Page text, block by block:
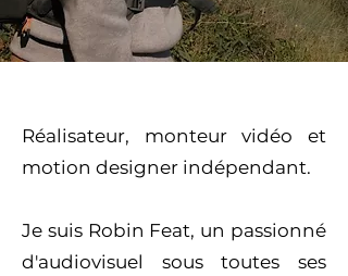
Réalisateur, monteur vidéo et
motion designer indépendant.
Je suis Robin Feat, un passionné
d'audiovisuel sous toutes ses